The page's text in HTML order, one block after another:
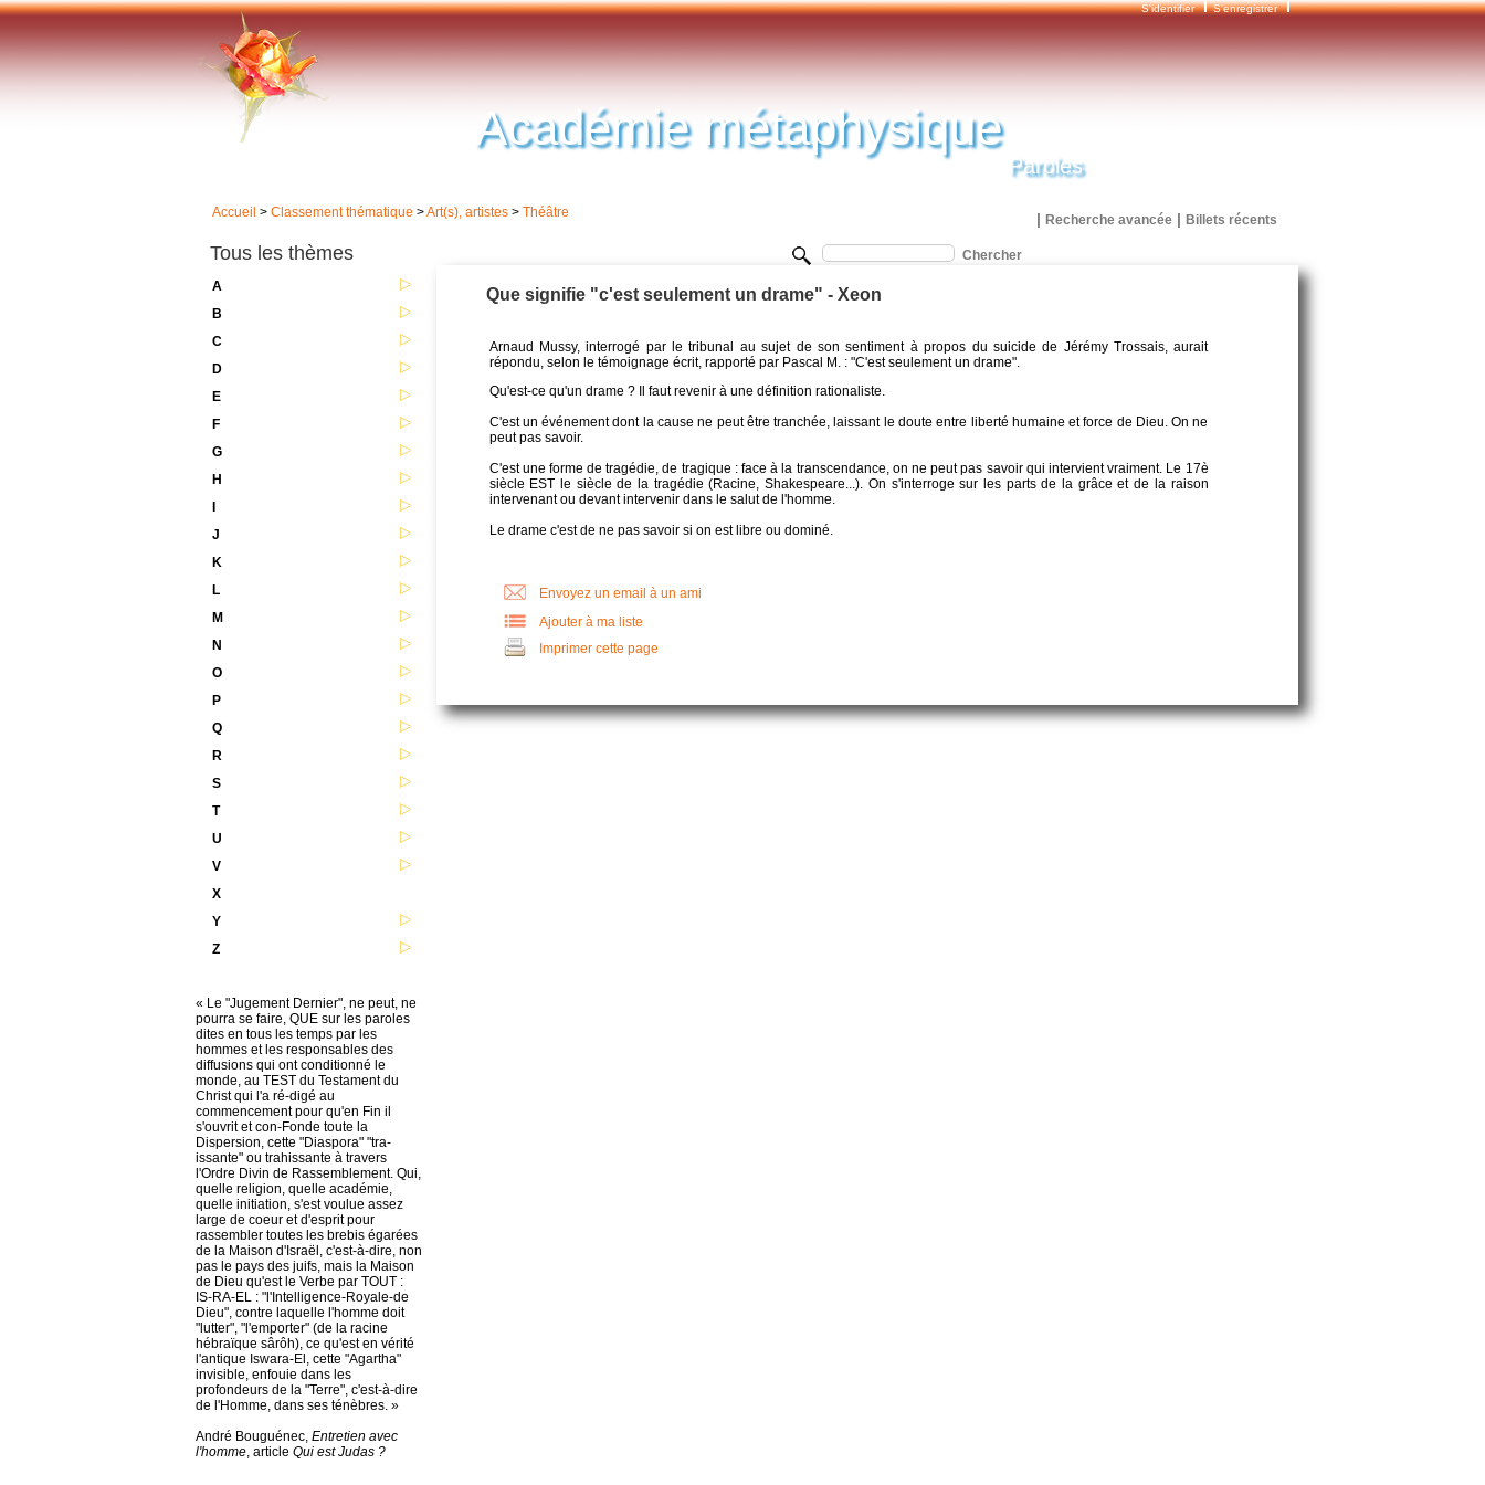
S'identifier S'enregistrer
| Recherche avancée| Billets récents
Académie métaphysique
Paroles
Accueil > Classement thématique >Art(s), artistes> Théâtre
Tous les thèmes
A
B
C
D
E
F
G
H
J
K
L
M
N
O
P
Q
R
S
T
U
V
X
Y
Z
« Le "Jugement Dernier", ne peut, ne
pourra se faire, QUE sur les paroles
dites en tous les temps par les
hommes et les responsables des
diffusions qui ont conditionné le
monde, au TEST du Testament du
Christ qui l'a ré-digé au
commencement pour qu'en Fin il
s'ouvrit et con-Fonde toute la
Dispersion, cette "Diaspora" "tra-
issante" ou trahissante à travers
l'Ordre Divin de Rassemblement. Qui,
quelle religion, quelle académie,
quelle initiation, s'est voulue assez
large de coeur et d'esprit pour
rassembler toutes les brebis égarées
de la Maison d'Israël, c'est-à-dire, non
pas le pays des juifs, mais la Maison
de Dieu qu'est le Verbe par TOUT :
IS-RA-EL : "l'Intelligence-Royale-de
Dieu", contre laquelle l'homme doit
"lutter", "l'emporter" (de la racine
hébraïque sârôh), ce qu'est en vérité
l'antique Iswara-El, cette "Agartha"
invisible, enfouie dans les
profondeurs de la "Terre", c'est-à-dire
de l'Homme, dans ses ténèbres. »
André Bouguénec, Entretien avec
l'homme, article Qui est Judas ?
Que signifie "c'est seulement un drame" - Xeon
Arnaud Mussy, interrogé par le tribunal au sujet de son sentiment à propos du suicide de Jérémy Trossais, aurait
répondu, selon le témoignage écrit, rapporté par Pascal M. : "C'est seulement un drame".
Qu'est-ce qu'un drame ? Il faut revenir à une définition rationaliste.
C'est un événement dont la cause ne peut être tranchée, laissant le doute entre liberté humaine et force de Dieu. On ne
peut pas savoir.
C'est une forme de tragédie, de tragique : face à la transcendance, on ne peut pas savoir qui intervient vraiment. Le 17è
siècle EST le siècle de la tragédie (Racine, Shakespeare...). On s'interroge sur les parts de la grâce et de la raison
intervenant ou devant intervenir dans le salut de l'homme.
Le drame c'est de ne pas savoir si on est libre ou dominé.
Envoyez un email à un ami
Ajouter à ma liste
Imprimer cette page